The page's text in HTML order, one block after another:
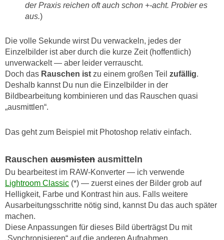
der Praxis reichen oft auch schon +-acht. Probier es
aus.)
Die volle Sekunde wirst Du verwackeln, jedes der
Einzelbilder ist aber durch die kurze Zeit (hoffentlich)
unverwackelt — aber leider verrauscht.
Doch das Rauschen ist zu einem großen Teil zufällig.
Deshalb kannst Du nun die Einzelbilder in der
Bildbearbeitung kombinieren und das Rauschen quasi
„ausmittlen“.
Das geht zum Beispiel mit Photoshop relativ einfach.
Rauschen ausmisten ausmitteln
Du bearbeitest im RAW-Konverter — ich verwende
Lightroom Classic (*) — zuerst eines der Bilder grob auf
Helligkeit, Farbe und Kontrast hin aus. Falls weitere
Ausarbeitungsschritte nötig sind, kannst Du das auch später
machen.
Diese Anpassungen für dieses Bild überträgst Du mit